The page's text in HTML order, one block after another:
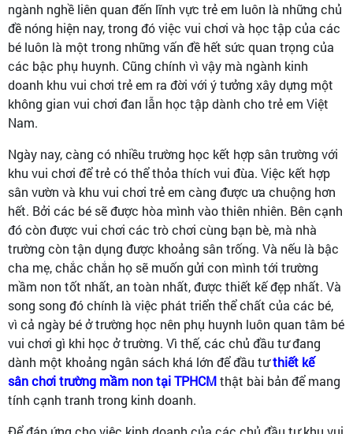
ngành nghề liên quan đến lĩnh vực trẻ em luôn là những chủ
đề nóng hiện nay, trong đó việc vui chơi và học tập của các
bé luôn là một trong những vấn đề hết sức quan trọng của
các bậc phụ huynh. Cũng chính vì vậy mà ngành kinh
doanh khu vui chơi trẻ em ra đời với ý tưởng xây dựng một
không gian vui chơi đan lẫn học tập dành cho trẻ em Việt
Nam.
Ngày nay, càng có nhiều trường học kết hợp sân trường với
khu vui chơi để trẻ có thể thỏa thích vui đùa. Việc kết hợp
sân vườn và khu vui chơi trẻ em càng được ưa chuộng hơn
hết. Bởi các bé sẽ được hòa mình vào thiên nhiên. Bên cạnh
đó còn được vui chơi các trò chơi cùng bạn bè, mà nhà
trường còn tận dụng được khoảng sân trống. Và nếu là bậc
cha mẹ, chắc chắn họ sẽ muốn gửi con mình tới trường
mầm non tốt nhất, an toàn nhất, được thiết kế đẹp nhất. Và
song song đó chính là việc phát triển thể chất của các bé,
vì cả ngày bé ở trường học nên phụ huynh luôn quan tâm bé
vui chơi gì khi học ở trường. Vì thế, các chủ đầu tư đang
dành một khoảng ngân sách khá lớn để đầu tưthiết kế
sân chơi trường mầm non tại TPHCMthật bài bản để mang
tính cạnh tranh trong kinh doanh.